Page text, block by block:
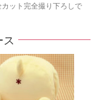
ット完全撮り下ろしで